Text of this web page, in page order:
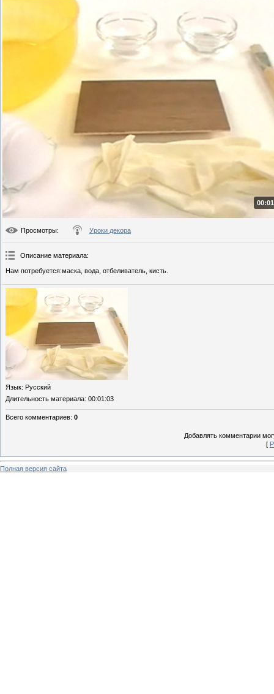
Просмотры: Уроки декора
Описание материала:
Нам потребуется:маска, вода, отбеливатель, кисть.
Язык: Русский
Длительность материала: 00:01:03
Всего комментариев: 0
Добавлять комментарии
[
Полная версия сайта